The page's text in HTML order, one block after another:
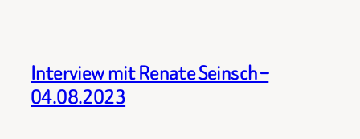
Interview mit Renate Seinsch –
04.08.2023